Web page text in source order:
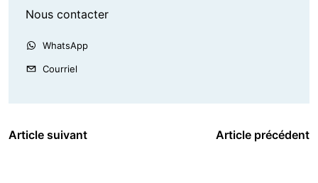
Nous contacter
WhatsApp
Courriel
Article suivant Article précédent